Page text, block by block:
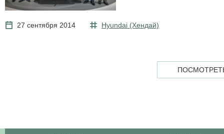
27 сентября 2014 Hyundai (Хендай)